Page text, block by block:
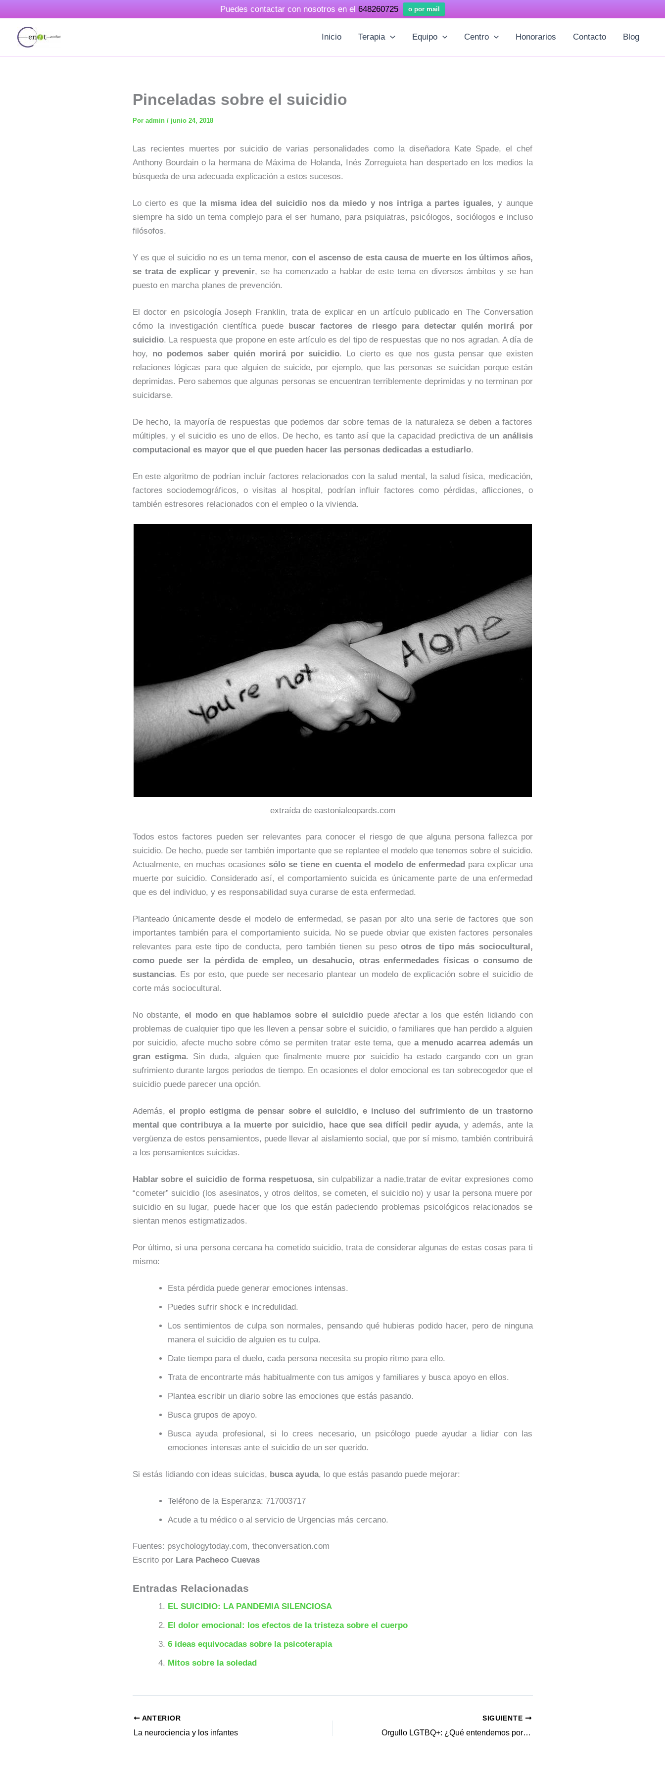
Puedes contactar con nosotros en el 648260725 o por mail
Inicio Terapia Equipo Centro Honorarios Contacto Blog
Pinceladas sobre el suicidio
Por admin / junio 24, 2018
Las recientes muertes por suicidio de varias personalidades como la diseñadora Kate Spade, el chef
Anthony Bourdain o la hermana de Máxima de Holanda, Inés Zorreguieta han despertado en los medios la
búsqueda de una adecuada explicación a estos sucesos.
Lo cierto es que la misma idea del suicidio nos da miedo y nos intriga a partes iguales, y aunque
siempre ha sido un tema complejo para el ser humano, para psiquiatras, psicólogos, sociólogos e incluso
filósofos.
Y es que el suicidio no es un tema menor, con el ascenso de esta causa de muerte en los últimos años,
se trata de explicar y prevenir, se ha comenzado a hablar de este tema en diversos ámbitos y se han
puesto en marcha planes de prevención.
El doctor en psicología Joseph Franklin, trata de explicar en un artículo publicado en The Conversation
cómo la investigación científica puede buscar factores de riesgo para detectar quién morirá por
suicidio. La respuesta que propone en este artículo es del tipo de respuestas que no nos agradan. A día de
hoy, no podemos saber quién morirá por suicidio. Lo cierto es que nos gusta pensar que existen
relaciones lógicas para que alguien de suicide, por ejemplo, que las personas se suicidan porque están
deprimidas. Pero sabemos que algunas personas se encuentran terriblemente deprimidas y no terminan por
suicidarse.
De hecho, la mayoría de respuestas que podemos dar sobre temas de la naturaleza se deben a factores
múltiples, y el suicidio es uno de ellos. De hecho, es tanto así que la capacidad predictiva de un análisis
computacional es mayor que el que pueden hacer las personas dedicadas a estudiarlo.
En este algoritmo de podrían incluir factores relacionados con la salud mental, la salud física, medicación,
factores sociodemográficos, o visitas al hospital, podrían influir factores como pérdidas, aflicciones, o
también estresores relacionados con el empleo o la vivienda.
extraída de eastonialeopards.com
Todos estos factores pueden ser relevantes para conocer el riesgo de que alguna persona fallezca por
suicidio. De hecho, puede ser también importante que se replantee el modelo que tenemos sobre el suicidio.
Actualmente, en muchas ocasiones sólo se tiene en cuenta el modelo de enfermedad para explicar una
muerte por suicidio. Considerado así, el comportamiento suicida es únicamente parte de una enfermedad
que es del individuo, y es responsabilidad suya curarse de esta enfermedad.
Planteado únicamente desde el modelo de enfermedad, se pasan por alto una serie de factores que son
importantes también para el comportamiento suicida. No se puede obviar que existen factores personales
relevantes para este tipo de conducta, pero también tienen su peso otros de tipo más sociocultural,
como puede ser la pérdida de empleo, un desahucio, otras enfermedades físicas o consumo de
sustancias. Es por esto, que puede ser necesario plantear un modelo de explicación sobre el suicidio de
corte más sociocultural.
No obstante,el modo en que hablamos sobre el suicidiopuede afectar a los que estén lidiando con
problemas de cualquier tipo que les lleven a pensar sobre el suicidio, o familiares que han perdido a alguien
por suicidio, afecte mucho sobre cómo se permiten tratar este tema, que a menudo acarrea además un
gran estigma. Sin duda, alguien que finalmente muere por suicidio ha estado cargando con un gran
sufrimiento durante largos periodos de tiempo. En ocasiones el dolor emocional es tan sobrecogedor que el
suicidio puede parecer una opción.
Además,el propio estigma de pensar sobre el suicidio, e incluso del sufrimiento de un trastorno
mental que contribuya a la muerte por suicidio, hace que sea difícil pedir ayuda, y además, ante la
vergüenza de estos pensamientos, puede llevar al aislamiento social, que por sí mismo, también contribuirá
a los pensamientos suicidas.
Hablar sobre el suicidio de forma respetuosa, sin culpabilizar a nadie,tratar de evitar expresiones como
“cometer” suicidio (los asesinatos, y otros delitos, se cometen, el suicidio no) y usar la persona muere por
suicidio en su lugar, puede hacer que los que están padeciendo problemas psicológicos relacionados se
sientan menos estigmatizados.
Por último, si una persona cercana ha cometido suicidio, trata de considerar algunas de estas cosas para ti
mismo:
Esta pérdida puede generar emociones intensas.
Puedes sufrir shock e incredulidad.
Los sentimientos de culpa son normales, pensando qué hubieras podido hacer, pero de ninguna
manera el suicidio de alguien es tu culpa.
Date tiempo para el duelo, cada persona necesita su propio ritmo para ello.
Trata de encontrarte más habitualmente con tus amigos y familiares y busca apoyo en ellos.
Plantea escribir un diario sobre las emociones que estás pasando.
Busca grupos de apoyo.
Busca ayuda profesional, si lo crees necesario, un psicólogo puede ayudar a lidiar con las
emociones intensas ante el suicidio de un ser querido.
Si estás lidiando con ideas suicidas, busca ayuda, lo que estás pasando puede mejorar:
Teléfono de la Esperanza: 717003717
Acude a tu médico o al servicio de Urgencias más cercano.
Fuentes: psychologytoday.com, theconversation.com
Escrito por Lara Pacheco Cuevas
Entradas Relacionadas
EL SUICIDIO: LA PANDEMIA SILENCIOSA
El dolor emocional: los efectos de la tristeza sobre el cuerpo
6 ideas equivocadas sobre la psicoterapia
Mitos sobre la soledad
ANTERIOR
La neurociencia y los infantes
SIGUIENTE
Orgullo LGTBQ+: ¿Qué entendemos por Psicología Afirmativa?